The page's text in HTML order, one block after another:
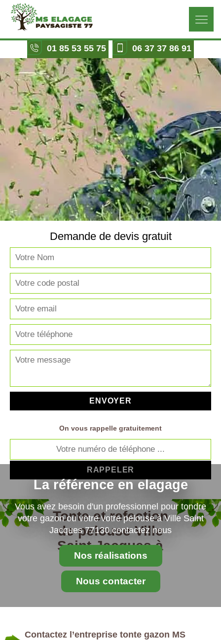
01 85 53 55 75 06 37 37 86 91
La référence en elagage
Vous avez besoin d'un professionnel pour tondre
votre gazon ou votre votre pelouse à Ville Saint
Jacques 77130 contactez nous
Nos réalisations
Nous contacter
Demande de devis gratuit
On vous rappelle gratuitement
Tonte et refection
de pelouse Ville
Saint Jacques à
77130
Contactez l’entreprise tonte gazon MS